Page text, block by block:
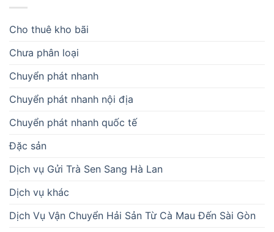
Cho thuê kho bãi
Chưa phân loại
Chuyển phát nhanh
Chuyển phát nhanh nội địa
Chuyển phát nhanh quốc tế
Đặc sản
Dịch vụ Gửi Trà Sen Sang Hà Lan
Dịch vụ khác
Dịch Vụ Vận Chuyển Hải Sản Từ Cà Mau Đến Sài Gòn